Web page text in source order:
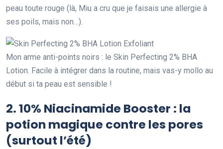
peau toute rouge (là, Miu a cru que je faisais une allergie à
ses poils, mais non…).
Mon arme anti-points noirs : le Skin Perfecting 2% BHA
Lotion. Facile à intégrer dans la routine, mais vas-y mollo au
début si ta peau est sensible !
2.10% Niacinamide Booster : la
potion magique contre les pores
(surtout l’été)